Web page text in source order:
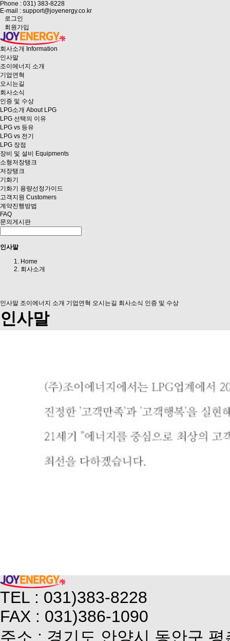
Phone : 031) 383-8228
E-mail : support@joyenergy.co.kr
로그인
회원가입
회사소개 Information
인사말
조이에너지 소개
기업연혁
오시는길
회사소식
인증 및 수상
LPG소개 About LPG
LPG 선택의 이유
LPG vs 등유
LPG vs 전기
LPG 장점
장비 및 설비
Equipments
소형저장탱크
저장탱크
기화기
기화기 용량선정가이드
고객지원 Customers
계약진행방법
FAQ
문의게시판
인사말
Home
회사소개
인사말 조이에너지 소개 기업연혁 오시는길 회사소식 인증 및 수상
인사말
TEL : 031)383-8228
FAX : 031)386-1090
주소 : 경기도 안양시 동안구